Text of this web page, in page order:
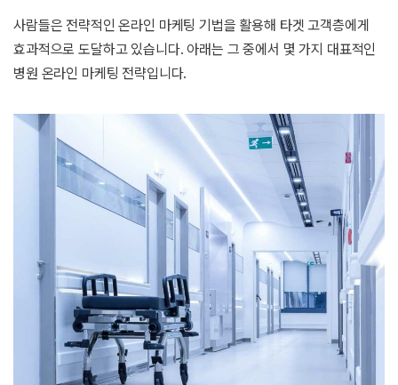
사람들은 전략적인 온라인 마케팅 기법을 활용해 타겟 고객층에게
효과적으로 도달하고 있습니다. 아래는 그 중에서 몇 가지 대표적인
병원 온라인 마케팅 전략입니다.